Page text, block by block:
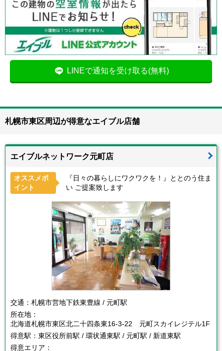
LINEで通知を受け取る(無料)
札幌市東区周辺が得意なエイブル店舗
エイブルネットワーク元町店
オススメポ
イント
『日々の暮らしにワクワクを！』ととのう住ま
い ご提案致します
交通： 札幌市営地下鉄東豊線 / 元町駅
所在地：
北海道札幌市東区北二十四条東16-3-22 元町スカイレジテル1F
得意駅： 東区役所前駅 / 環状通東駅 / 元町駅 / 新道東駅
得意エリア：